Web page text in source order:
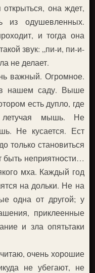
она ждет,
из одушевленных.
и тогда она
звук: „пи-и, пи-и-
не делает.
важный. Огромное.
нашем саду. Выше
есть дупло, где
мышь. Не
Не кусается. Ест
только становиться
быть неприятности…
мха. Каждый год
на дольки. Не на
одна от другой; у
приклеенные
и зла опятьтаки
очень хорошие
не убегают, не